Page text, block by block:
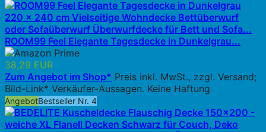
ROOM99 Feel Elegante Tagesdecke in Dunkelgrau...
38,29 EUR
Zum Angebot im Shop* Preis inkl. MwSt., zzgl. Versand;
Bild-Link* Verkäufer-Aussagen. Keine Haftung
AngebotBestseller Nr. 4